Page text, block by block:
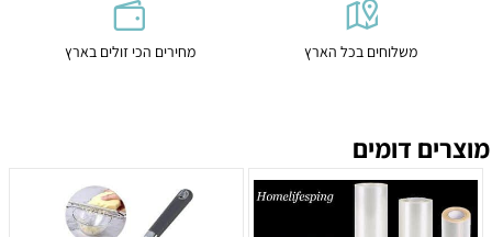
משלוחים בכל הארץ מחירים הכי זולים בארץ
מוצרים דומים